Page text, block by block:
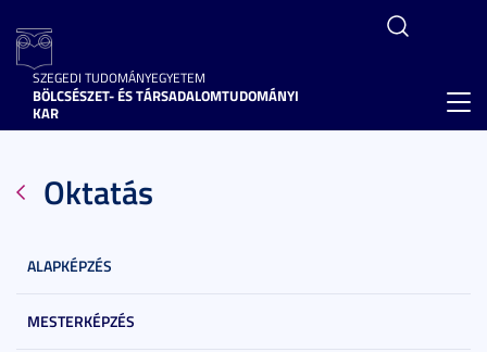
SZEGEDI TUDOMÁNYEGYETEM
BÖLCSÉSZET- ÉS TÁRSADALOMTUDOMÁNYI
KAR
Oktatás
ALAPKÉPZÉS
MESTERKÉPZÉS